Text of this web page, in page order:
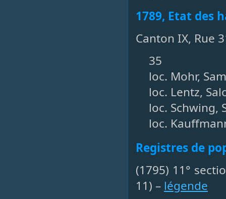
1789, Etat des
Canton IX, Rue
35
loc. Mohr,
loc. Lentz,
loc. Schwing,
loc.
Registres de
(1795) 11°
11) – légende